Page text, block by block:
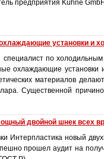
предприятия Kuhne
установки и
специалист по
охлаждающие установки
материалов
Существенной
двойной шнек всех
Интерпластика новый
прошел аудит на